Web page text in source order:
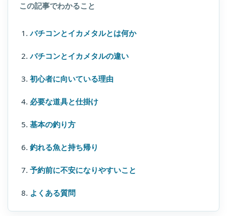
この記事でわかること
バチコンとイカメタルとは何か
バチコンとイカメタルの違い
初心者に向いている理由
必要な道具と仕掛け
基本の釣り方
釣れる魚と持ち帰り
予約前に不安になりやすいこと
よくある質問